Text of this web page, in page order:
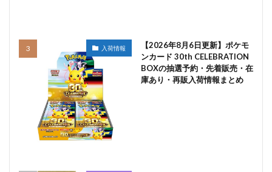
入荷情報
【2026年8月6日更新】ポケモ
ンカード 30th CELEBRATION
BOXの抽選予約・先着販売・在
庫あり・再販入荷情報まとめ